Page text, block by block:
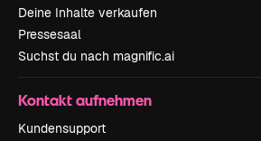
Deine Inhalte verkaufen
Pressesaal
Suchst du nach magnific.ai
Kontakt aufnehmen
Kundensupport